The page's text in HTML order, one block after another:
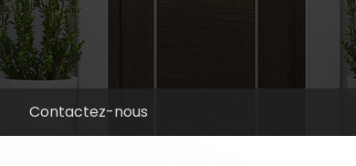
Contactez-nous